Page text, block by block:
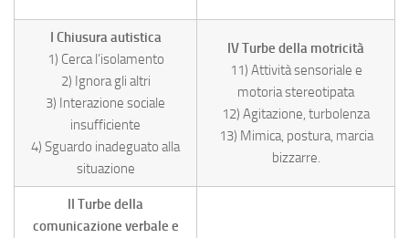
I Chiusura autistica
1) Cerca l’isolamento
2) Ignora gli altri
3) Interazione sociale
insufficiente
4) Sguardo inadeguato alla
situazione
IV Turbe della motricità
11) Attività sensoriale e
motoria stereotipata
12) Agitazione, turbolenza
13) Mimica, postura, marcia
bizzarre.
II Turbe della
comunicazione verbale e